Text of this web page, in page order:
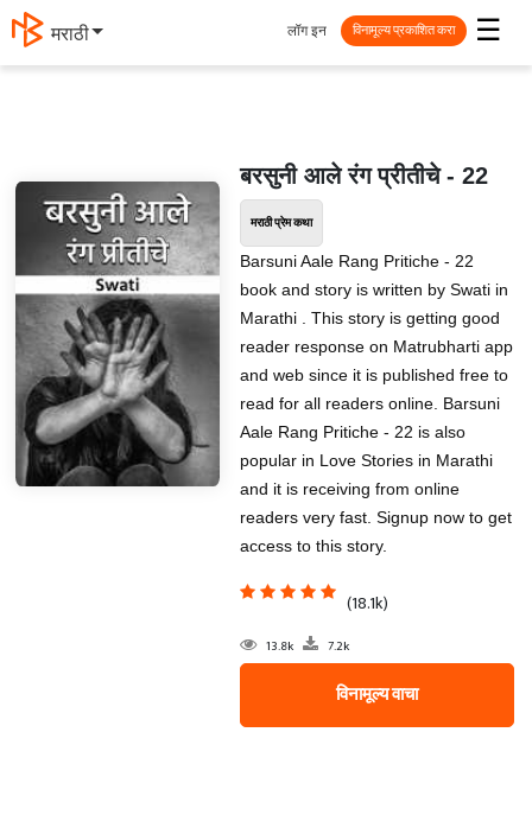
मराठी ☰
लॉग इन विनामूल्य प्रकाशित करा
बरसुनी आले रंग प्रीतीचे - 22
मराठी प्रेम कथा
Barsuni Aale Rang Pritiche - 22
book and story is written by Swati in
Marathi . This story is getting good
reader response on Matrubharti app
and web since it is published free to
read for all readers online. Barsuni
Aale Rang Pritiche - 22 is also
popular in Love Stories in Marathi
and it is receiving from online
readers very fast. Signup now to get
access to this story.
(18.1k)
13.8k 7.2k
विनामूल्य वाचा